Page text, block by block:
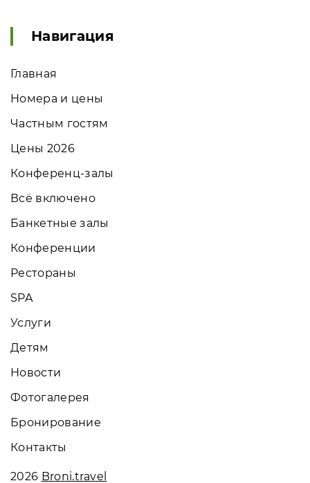
Навигация
Главная
Номера и цены
Частным гостям
Цены 2026
Конференц-залы
Всё включено
Банкетные залы
Конференции
Рестораны
SPA
Услуги
Детям
Новости
Фотогалерея
Бронирование
Контакты
2026 Broni.travel